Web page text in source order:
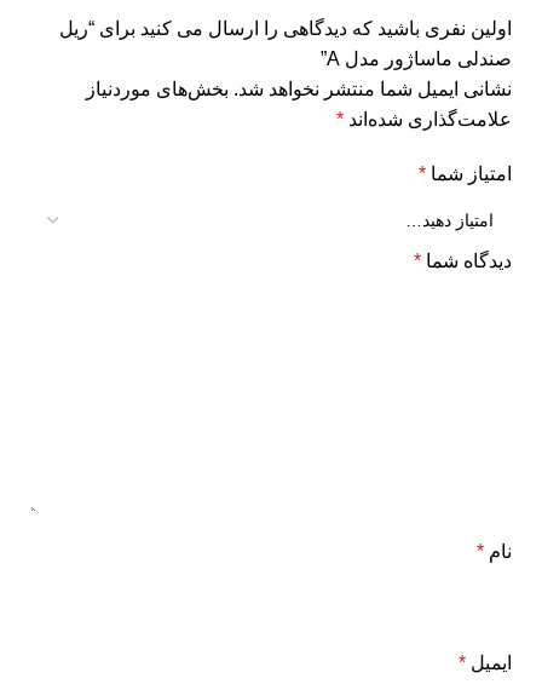
اولین نفری باشید که دیدگاهی را ارسال می کنید برای “ریل
صندلی ماساژور مدل A”
نشانی ایمیل شما منتشر نخواهد شد. بخش‌های موردنیاز
علامت‌گذاری شده‌اند *
امتیاز شما *
دیدگاه شما *
نام *
ایمیل *